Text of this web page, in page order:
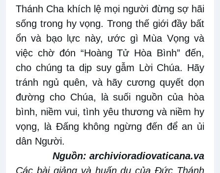
Thánh Cha khích lệ mọi người đừng sợ hãi
sống trong hy vọng. Trong thế giới đầy bất
ổn và bạo lực này, ước gì Mùa Vọng và
việc chờ đón “Hoàng Tử Hòa Bình” đến,
cho chúng ta dịp suy gẫm Lời Chúa. Hãy
tránh ngủ quên, và hãy cương quyết dọn
đường cho Chúa, là suối nguồn của hòa
bình, niềm vui, tình yêu thương và niềm hy
vọng, là Đấng không ngừng đến để an ủi
dân Người.
Nguồn: archivioradiovaticana.va
Các bài giảng và huấn dụ của Đức Thánh